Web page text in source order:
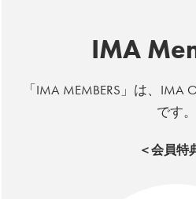
IMA
「IMA MEMBERS」は、IMA
です。
＜会員特